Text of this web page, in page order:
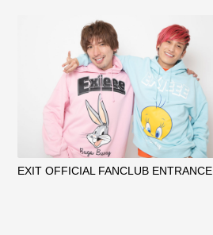
EXIT OFFICIAL FANCLUB ENTRANCE